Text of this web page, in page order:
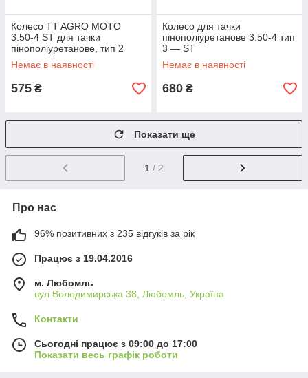
Колесо TT AGRO MOTO
3.50-4 ST для тачки
пінополіуретанове, тип 2
Немає в наявності
575 ₴
Колесо для тачки
пінополіуретанове 3.50-4 тип
3 — ST
Немає в наявності
680 ₴
Показати ще
1 / 2
Про нас
96% позитивних з 235 відгуків за рік
Працює з 19.04.2016
м. Любомль
вул.Володимирська 38, Любомль, Україна
Контакти
Сьогодні працює з 09:00 до 17:00
Показати весь графік роботи